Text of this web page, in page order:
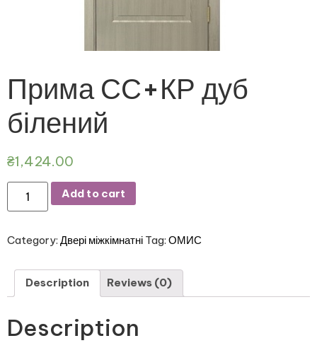
Прима СС+КР дуб
білений
₴1,424.00
Add to cart
Category: Двері міжкімнатні Tag: ОМИС
Description Reviews (0)
Description